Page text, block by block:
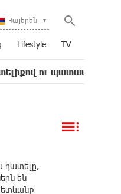
Հայերեն
Lifestyle TV
պատասխանատվությամբ.
դատելը,
են